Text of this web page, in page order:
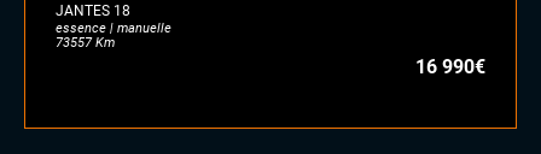
JANTES 18
essence | manuelle
73557 Km
16 990€